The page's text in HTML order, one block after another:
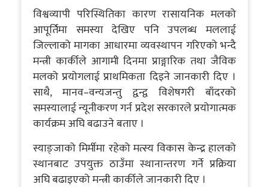
विश्वव्यापी परिस्थितिका कारण रासायनिक मलको
आपूर्तिमा समस्या देखिए पनि उपलब्ध मललाई
जिल्लाको मागका आधारमा व्यवस्थापन गरिएको भन्दै
मन्त्री कार्कीले आगामी दिनमा प्राङ्गारिक तथा जैविक
मलको प्रयोगलाई प्राथमिकता दिइने जानकारी दिए ।
साथै, मानव–वन्यजन्तु द्वन्द्व विशेषगरी बाँदरको
समस्यालाई न्यूनीकरण गर्न प्रदेश सरकारले प्रयोगात्मक
कार्यक्रम अघि बढाउने बताए ।
स्याङ्जाको मिर्मीमा रहेको मत्स्य विकास केन्द्र हालको
स्थानबाट उपयुक्त ठाउँमा स्थानान्तरण गर्ने प्रक्रिया
अघि बढाइएको मन्त्री कार्कीले जानकारी दिए ।